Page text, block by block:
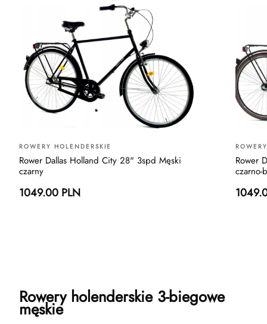
ROWERY HOLENDERSKIE
Rower Dallas Holland City 28" 3spd Męski
czarny
1049.00 PLN
Rower
czarno-
Rowery holenderskie 3-biegowe
męskie